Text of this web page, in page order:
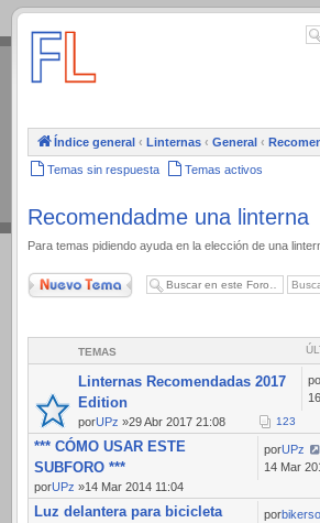
.
Índice general ‹ Linternas ‹ General ‹
Temas sin respuesta Temas activos
Recomendadme una linterna
Para temas pidiendo ayuda en la elección de una
Nuevo Tema
TEMAS
Linternas Recomendadas 2017
Edition
porUPz »29 Abr 2017 21:08 123
*** CÓMO USAR ESTE
SUBFORO ***
porUPz »14 Mar 2014 11:04
porUPz
14 Mar
Luz delantera para bicicleta
por